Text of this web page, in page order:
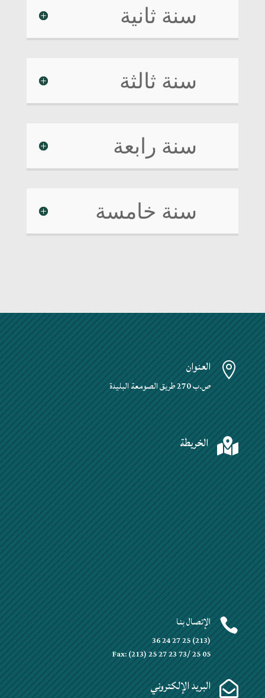
سنة ثانية
سنة ثالثة
سنة رابعة
سنة خامسة
 العنوان
ص.ب 270 طريق الصومعة البليدة
 الخريطة
 الإتصال بنا
(213) 25 27 24 36
Fax: (213) 25 27 23 73/ 25 05
 البريد الإلكتروني